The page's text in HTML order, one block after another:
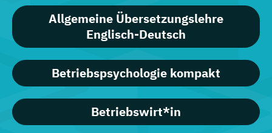
Allgemeine Übersetzungslehre
Englisch-Deutsch
Betriebspsychologie kompakt
Betriebswirt*in